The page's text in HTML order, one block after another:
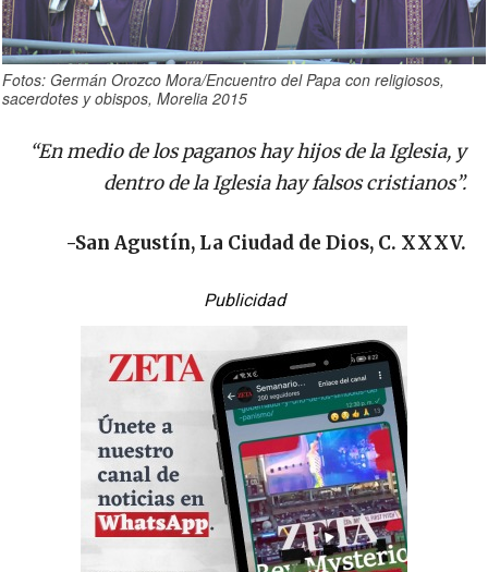
Fotos: Germán Orozco Mora/Encuentro del Papa con religiosos,
sacerdotes y obispos, Morelia 2015
“En medio de los paganos hay hijos de la Iglesia, y
dentro de la Iglesia hay falsos cristianos”.
-San Agustín, La Ciudad de Dios, C. XXXV.
Publicidad